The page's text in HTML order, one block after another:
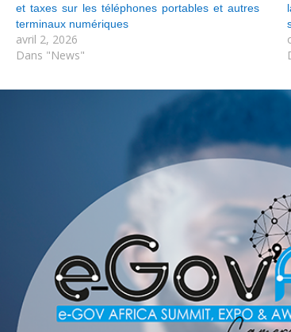
et taxes sur les téléphones portables et autres
terminaux numériques
avril 2, 2026
Dans "News"